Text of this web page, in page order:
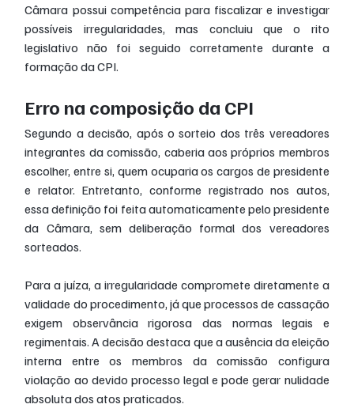
Câmara possui competência para fiscalizar e investigar
possíveis irregularidades, mas concluiu que o rito
legislativo não foi seguido corretamente durante a
formação da CPI.
Erro na composição da CPI
Segundo a decisão, após o sorteio dos três vereadores
integrantes da comissão, caberia aos próprios membros
escolher, entre si, quem ocuparia os cargos de presidente
e relator. Entretanto, conforme registrado nos autos,
essa definição foi feita automaticamente pelo presidente
da Câmara, sem deliberação formal dos vereadores
sorteados.
Para a juíza, a irregularidade compromete diretamente a
validade do procedimento, já que processos de cassação
exigem observância rigorosa das normas legais e
regimentais. A decisão destaca que a ausência da eleição
interna entre os membros da comissão configura
violação ao devido processo legal e pode gerar nulidade
absoluta dos atos praticados.